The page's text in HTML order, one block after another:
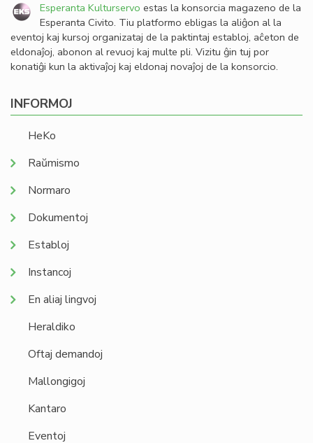
Esperanta Kulturservo estas la konsorcia magazeno de la
Esperanta Civito. Tiu platformo ebligas la aliĝon al la
eventoj kaj kursoj organizataj de la paktintaj establoj, aĉeton de
eldonaĵoj, abonon al revuoj kaj multe pli. Vizitu ĝin tuj por
konatiĝi kun la aktivaĵoj kaj eldonaj novaĵoj de la konsorcio.
INFORMOJ
HeKo
Raŭmismo
Normaro
Dokumentoj
Establoj
Instancoj
En aliaj lingvoj
Heraldiko
Oftaj demandoj
Mallongigoj
Kantaro
Eventoj